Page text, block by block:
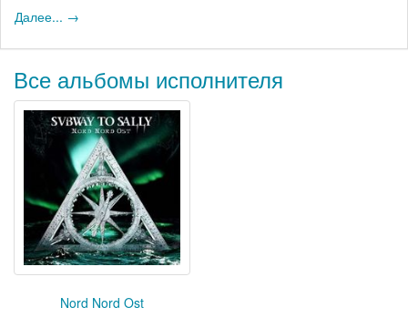
Далее... →
Все альбомы исполнителя
Nord Nord Ost